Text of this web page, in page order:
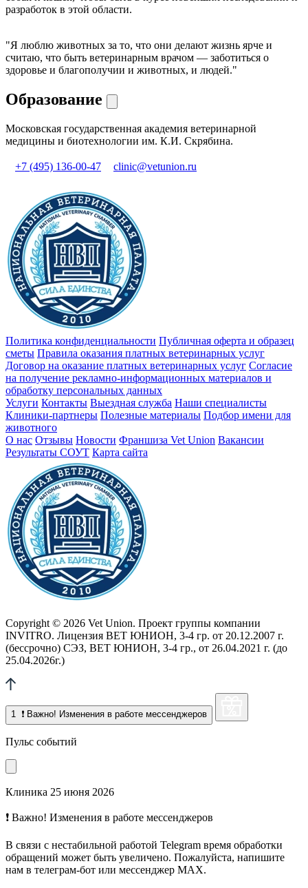
разработок в этой области.
"Я люблю животных за то, что они делают жизнь ярче и
считаю, что быть ветеринарным врачом — заботиться о
здоровье и благополучии и животных, и людей."
Образование
Московская государственная академия ветеринарной
медицины и биотехнологии им. К.И. Скрябина.
+7 (495) 136-00-47 clinic@vetunion.ru
Политика конфиденциальности Публичная оферта и образец
сметы Правила оказания платных ветеринарных услуг
Договор на оказание платных ветеринарных услуг Cогласие
на получение рекламно-информационных материалов и
обработку персональных данных
Услуги Контакты Выездная служба Наши специалисты
Клиники-партнеры Полезные материалы Подбор имени для
животного
О нас Отзывы Новости Франшиза Vet Union Вакансии
Результаты СОУТ Карта сайта
Copyright © 2026 Vet Union. Проект группы компании
INVITRO. Лицензия ВЕТ ЮНИОН, 3-4 гр. от 20.12.2007 г.
(бессрочно) СЭЗ, ВЕТ ЮНИОН, 3-4 гр., от 26.04.2021 г. (до
25.04.2026г.)
1 ❗ Важно! Изменения в работе мессенджеров
Пульс событий
Клиника 25 июня 2026
❗ Важно! Изменения в работе мессенджеров
В связи с нестабильной работой Telegram время обработки
обращений может быть увеличено. Пожалуйста, напишите
нам в телеграм-бот или мессенджер МАХ.